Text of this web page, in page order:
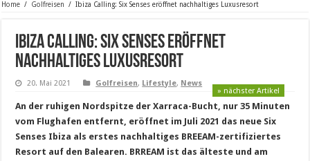
Home / Golfreisen / Ibiza Calling: Six Senses eröffnet nachhaltiges Luxusresort
Ibiza Calling: Six Senses eröffnet
nachhaltiges Luxusresort
20. Mai 2021 Golfreisen, Lifestyle, News
» nächster Artikel
An der ruhigen Nordspitze der Xarraca-Bucht, nur 35 Minuten
vom Flughafen entfernt, eröffnet im Juli 2021 das neue Six
Senses Ibiza als erstes nachhaltiges BREEAM-zertifiziertes
Resort auf den Balearen. BRREAM ist das älteste und am